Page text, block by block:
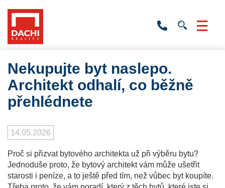
+420
Nekupujte byt naslepo.
Architekt odhalí, co běžně
přehlédnete
14.05.2026
Proč si přizvat bytového architekta už při výběru bytu?
Jednoduše proto, že bytový architekt vám může ušetřit
starosti i peníze, a to ještě před tím, než vůbec byt koupíte.